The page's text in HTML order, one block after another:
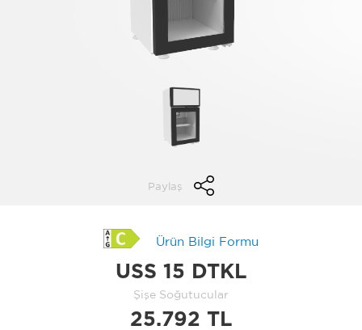
Paylaş
Ürün Bilgi Formu
USS 15 DTKL
Şişe Soğutucular
25.792 TL